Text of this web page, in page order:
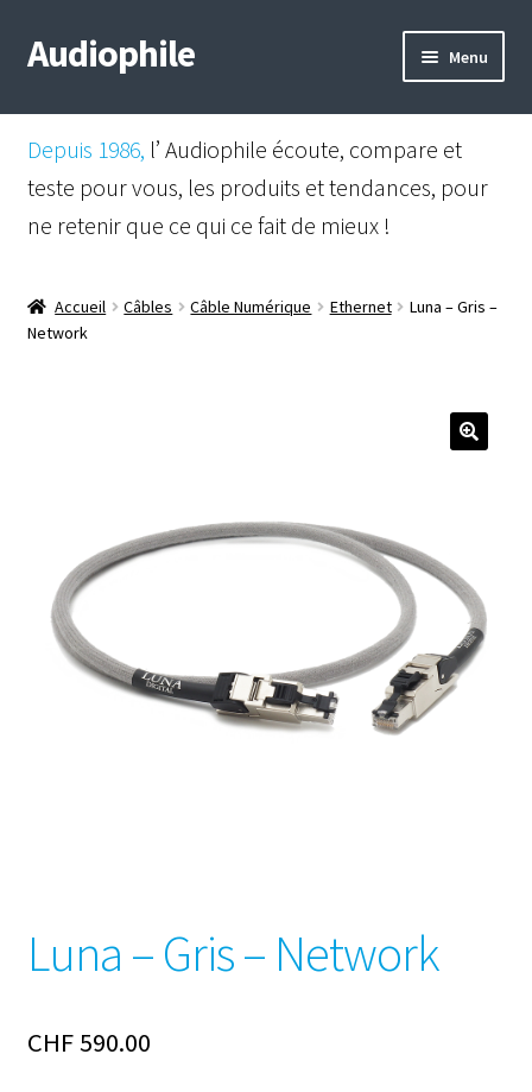
Aller
à
Aller
au
Audiophile Menu
Mail
Shop
Instagram
Facebook
Depuis 1986, l’ Audiophile écoute, compare et
teste pour vous, les produits et tendances, pour
ne retenir que ce qui ce fait de mieux !
Accueil Câbles Câble Numérique Ethernet
Luna – Gris –
Network
Luna – Gris – Network
CHF590.00